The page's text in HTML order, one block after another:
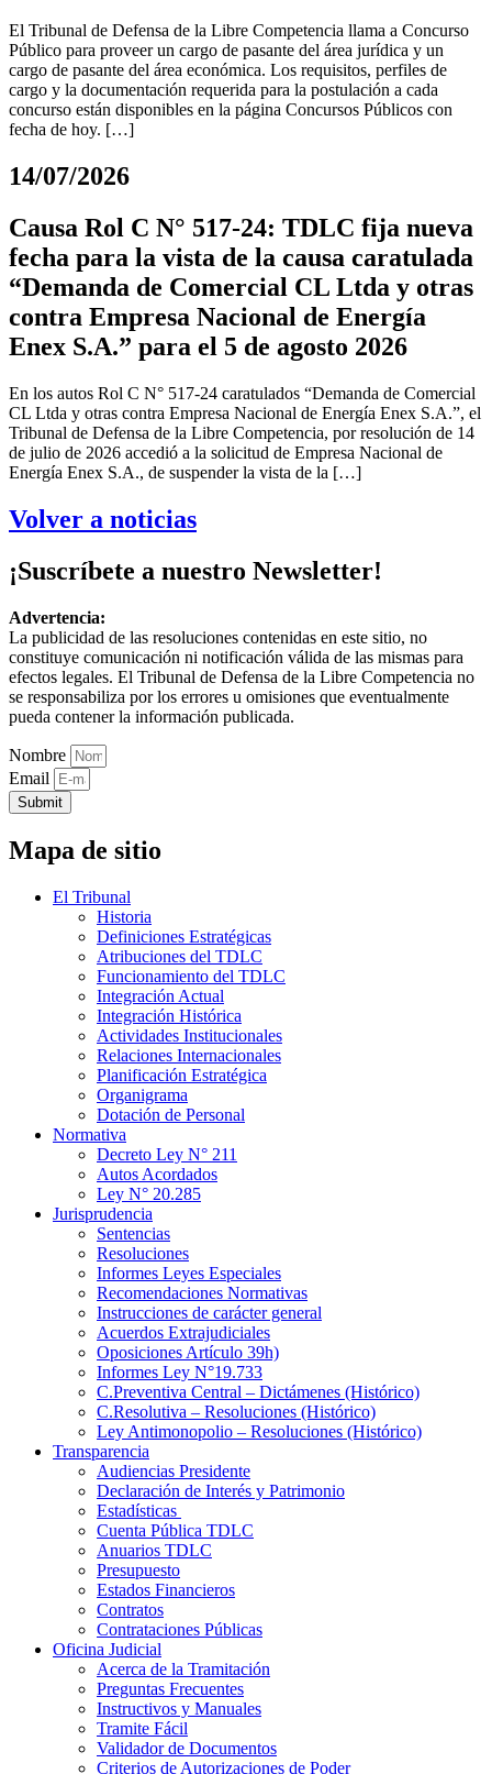
El Tribunal de Defensa de la Libre Competencia llama a Concurso
Público para proveer un cargo de pasante del área jurídica y un
cargo de pasante del área económica. Los requisitos, perfiles de
cargo y la documentación requerida para la postulación a cada
concurso están disponibles en la página Concursos Públicos con
fecha de hoy. […]
14/07/2026
Causa Rol C N° 517-24: TDLC fija nueva
fecha para la vista de la causa caratulada
“Demanda de Comercial CL Ltda y otras
contra Empresa Nacional de Energía
Enex S.A.” para el 5 de agosto 2026
En los autos Rol C N° 517-24 caratulados “Demanda de Comercial
CL Ltda y otras contra Empresa Nacional de Energía Enex S.A.”, el
Tribunal de Defensa de la Libre Competencia, por resolución de 14
de julio de 2026 accedió a la solicitud de Empresa Nacional de
Energía Enex S.A., de suspender la vista de la […]
Volver a noticias
¡Suscríbete a nuestro Newsletter!
Advertencia:
La publicidad de las resoluciones contenidas en este sitio, no
constituye comunicación ni notificación válida de las mismas para
efectos legales. El Tribunal de Defensa de la Libre Competencia no
se responsabiliza por los errores u omisiones que eventualmente
pueda contener la información publicada.
Nombre
Email
Submit
Mapa de sitio
El Tribunal
Historia
Definiciones Estratégicas
Atribuciones del TDLC
Funcionamiento del TDLC
Integración Actual
Integración Histórica
Actividades Institucionales
Relaciones Internacionales
Planificación Estratégica
Organigrama
Dotación de Personal
Normativa
Decreto Ley N° 211
Autos Acordados
Ley N° 20.285
Jurisprudencia
Sentencias
Resoluciones
Informes Leyes Especiales
Recomendaciones Normativas
Instrucciones de carácter general
Acuerdos Extrajudiciales
Oposiciones Artículo 39h)
Informes Ley N°19.733
C.Preventiva Central – Dictámenes (Histórico)
C.Resolutiva – Resoluciones (Histórico)
Ley Antimonopolio – Resoluciones (Histórico)
Transparencia
Audiencias Presidente
Declaración de Interés y Patrimonio
Estadísticas
Cuenta Pública TDLC
Anuarios TDLC
Presupuesto
Estados Financieros
Contratos
Contrataciones Públicas
Oficina Judicial
Acerca de la Tramitación
Preguntas Frecuentes
Instructivos y Manuales
Tramite Fácil
Validador de Documentos
Criterios de Autorizaciones de Poder